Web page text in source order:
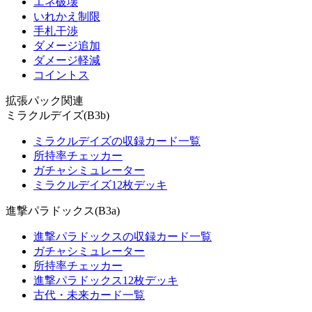
いれかえ制限
手札干渉
ダメージ追加
ダメージ軽減
コイントス
拡張パック関連
ミラクルデイズ(B3b)
ミラクルデイズの収録カード一覧
所持率チェッカー
ガチャシミュレーター
ミラクルデイズ12枚デッキ
進撃パラドックス(B3a)
進撃パラドックスの収録カード一覧
ガチャシミュレーター
所持率チェッカー
進撃パラドックス12枚デッキ
古代・未来カード一覧